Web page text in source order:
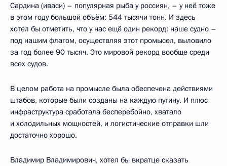
Сардина (иваси) – популярная рыба у россиян, – у неё тоже
в этом году большой объём: 544 тысячи тонн. И здесь
хотел бы отметить, что у нас ещё один рекорд: наше судно –
под нашим флагом, осуществляя этот промысел, выловило
за год более 90 тысяч. Это мировой рекорд вообще среди
всех судов.
В целом работа на промысле была обеспечена действиями
штабов, которые были созданы на каждую путину. И плюс
инфраструктура сработала бесперебойно, хватало
и холодильных мощностей, и логистические отправки шли
достаточно хорошо.
Владимир Владимирович, хотел бы вкратце сказать